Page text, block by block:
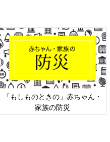
「もしものときの」赤ちゃん・
家族の防災